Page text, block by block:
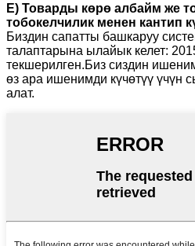
E) Товарды көрө албайм же
тобокелчилик менен кантип
Биздин сапатты башкаруу
талаптарына ылайык келет:
текшерилген.Биз сиздин
өз ара ишенимди күчөтүү үчүн
алат.